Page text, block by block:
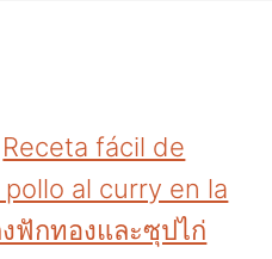
Receta fácil de
al curry en la
ฟักทองและซุปไก่